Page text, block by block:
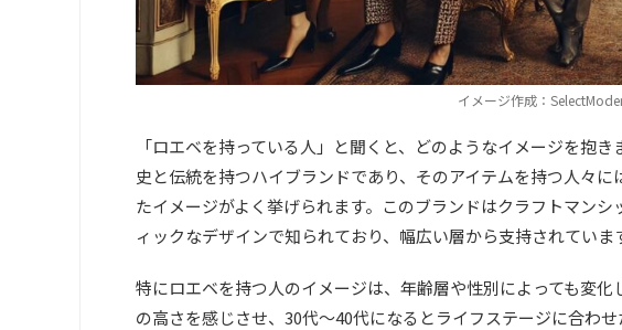
イメージ作成：
「ロエベを持っている人」と聞くと、どのようなイメージを抱
史と伝統を持つハイブランドであり、そのアイテムを持つ人々
たイメージがよく挙げられます。このブランドはクラフトマン
ィックなデザインで知られており、幅広い層から支持されていま
特にロエベを持つ人のイメージは、年齢層や性別によっても変
の高さを感じさせ、30代～40代になるとライフステージに合わ